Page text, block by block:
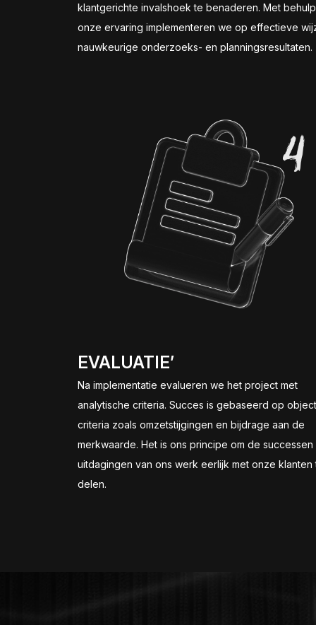
klantgerichte invalshoek te benaderen. Met
onze ervaring implementeren we op effectieve
nauwkeurige onderzoeks- en planningsresultaten.
EVALUATIE’
Na implementatie evalueren we het project met
analytische criteria. Succes is gebaseerd op
criteria zoals omzetstijgingen en bijdrage aan de
merkwaarde. Het is ons principe om de successen
uitdagingen van ons werk eerlijk met onze klanten
delen.